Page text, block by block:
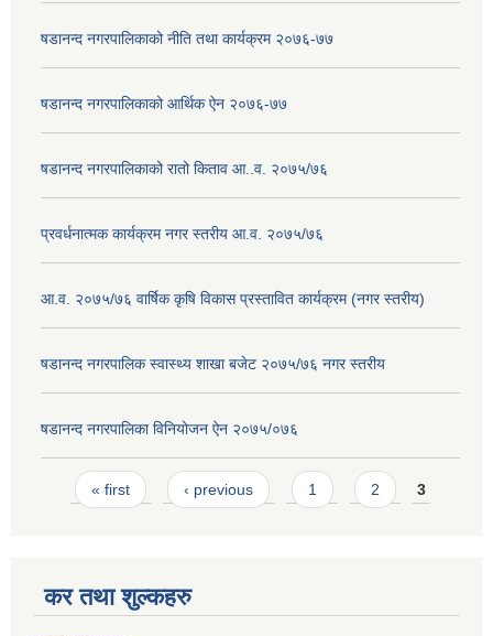
षडानन्द नगरपालिकाको नीति तथा कार्यक्रम २०७६-७७
षडानन्द नगरपालिकाको आर्थिक ऐन २०७६-७७
षडानन्द नगरपालिकाको रातो किताव आ..व. २०७५/७६
प्रवर्धनात्मक कार्यक्रम नगर स्तरीय आ.व. २०७५/७६
आ.व. २०७५/७६ वार्षिक कृषि विकास प्रस्तावित कार्यक्रम (नगर स्तरीय)
षडानन्द नगरपालिक स्वास्थ्य शाखा बजेट २०७५/७६ नगर स्तरीय
षडानन्द नगरपालिका विनियोजन ‌‌ऐन २०७५/०७६
Pages
« first ‹ previous 1 2 3
कर तथा शुल्कहरु